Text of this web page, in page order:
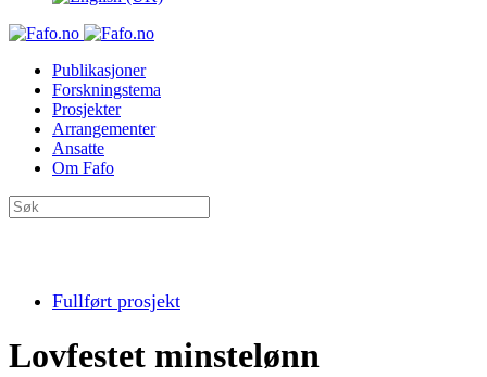
Publikasjoner
Forskningstema
Prosjekter
Arrangementer
Ansatte
Om Fafo
Fullført prosjekt
Lovfestet minstelønn